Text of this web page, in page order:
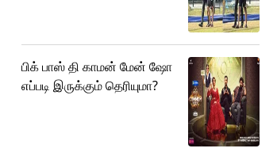
பிக் பாஸ் தி காமன் மேன் ஷோ
எப்படி இருக்கும் தெரியுமா?